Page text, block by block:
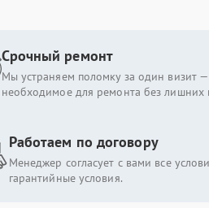
Срочный ремонт
Мы устраняем поломку за один визит —
необходимое для ремонта без лишних
Работаем по договору
Менеджер согласует с вами все
гарантийные условия.